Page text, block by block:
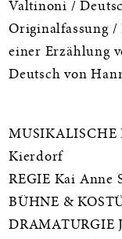
Valtinoni /
Originalfassung /
einer Erzählung
Deutsch von
MUSIKALISCHE
Kierdorf
REGIE Kai Anne
BÜHNE &
DRAMATURGIE